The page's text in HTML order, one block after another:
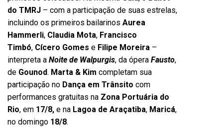
do TMRJ – com a participação de suas estrelas,
incluindo os primeiros bailarinos Aurea
Hammerli, Claudia Mota, Francisco
Timbó, Cícero Gomes e Filipe Moreira –
interpreta a Noite de Walpurgis, da ópera Fausto,
de Gounod. Marta & Kim completam sua
participação no Dança em Trânsito com
performances gratuitas na Zona Portuária do
Rio, em 17/8, e na Lagoa de Araçatiba, Maricá,
no domingo 18/8.